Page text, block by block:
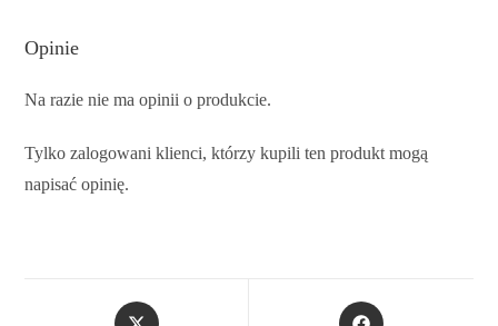
Opinie
Na razie nie ma opinii o produkcie.
Tylko zalogowani klienci, którzy kupili ten produkt mogą
napisać opinię.